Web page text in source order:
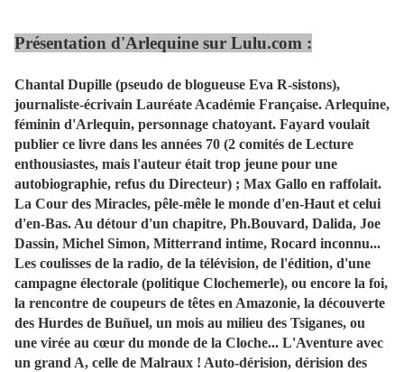
Présentation d'Arlequine sur Lulu.com :
Chantal Dupille (pseudo de blogueuse Eva R-sistons),
journaliste-écrivain Lauréate Académie Française. Arlequine,
féminin d'Arlequin, personnage chatoyant. Fayard voulait
publier ce livre dans les années 70 (2 comités de Lecture
enthousiastes, mais l'auteur était trop jeune pour une
autobiographie, refus du Directeur) ; Max Gallo en raffolait.
La Cour des Miracles, pêle-mêle le monde d'en-Haut et celui
d'en-Bas. Au détour d'un chapitre, Ph.Bouvard, Dalida, Joe
Dassin, Michel Simon, Mitterrand intime, Rocard inconnu...
Les coulisses de la radio, de la télévision, de l'édition, d'une
campagne électorale (politique Clochemerle), ou encore la foi,
la rencontre de coupeurs de têtes en Amazonie, la découverte
des Hurdes de Buñuel, un mois au milieu des Tsiganes, ou
une virée au cœur du monde de la Cloche... L'Aventure avec
un grand A, celle de Malraux ! Auto-dérision, dérision des